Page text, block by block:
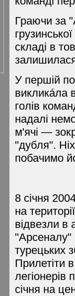
Граючи за
складі в
У першій
викликáла
голів
надалі
м'ячі —
"дубля".
побачимо
8 січня
на
відвезли в
"Арсеналу"
турецьких
Прилетіти
січня на